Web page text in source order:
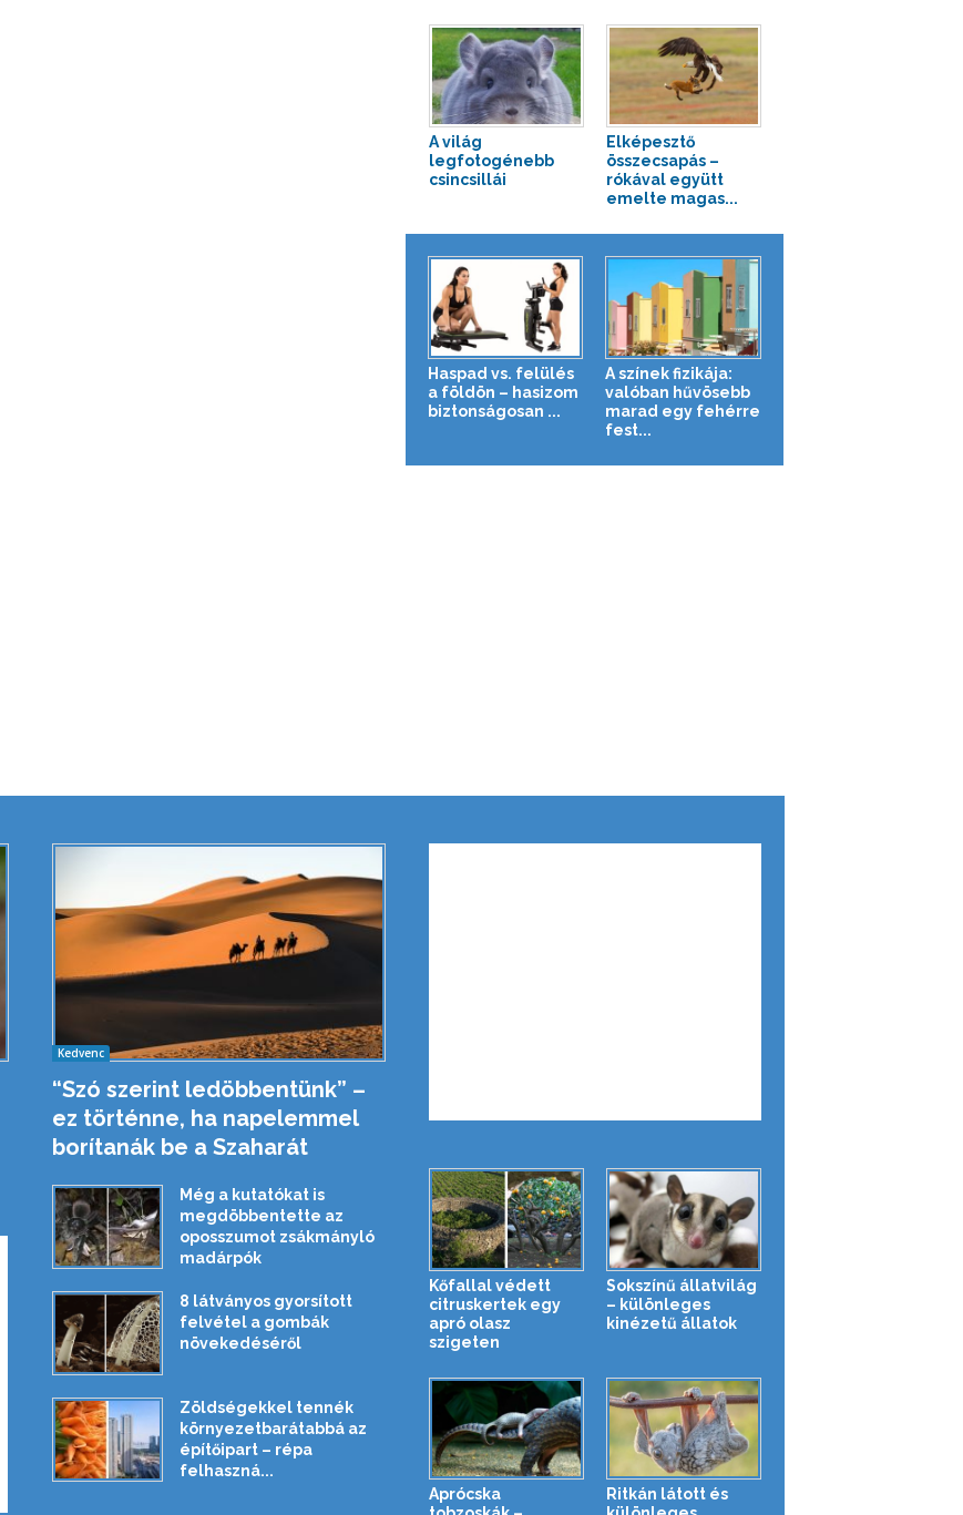
A világ
legfotogénebb
csincsillái
Elképesztő
összecsapás –
rókával együtt
emelte magas...
Haspad vs. felülés
a földön – hasizom
biztonságosan ...
A színek fizikája:
valóban hűvösebb
marad egy fehérre
fest...
Kedvenc
“Szó szerint ledöbbentünk” –
ez történne, ha napelemmel
borítanák be a Szaharát
Még a kutatókat is
megdöbbentette az
oposszumot zsákmányló
madárpók
8 látványos gyorsított
felvétel a gombák
növekedéséről
Zöldségekkel tennék
környezetbarátabbá az
építőipart – répa
felhaszná...
Kőfallal védett
citruskertek egy
apró olasz
szigeten
Sokszínű állatvilág
– különleges
kinézetű állatok
Aprócska
Ritkán látott és